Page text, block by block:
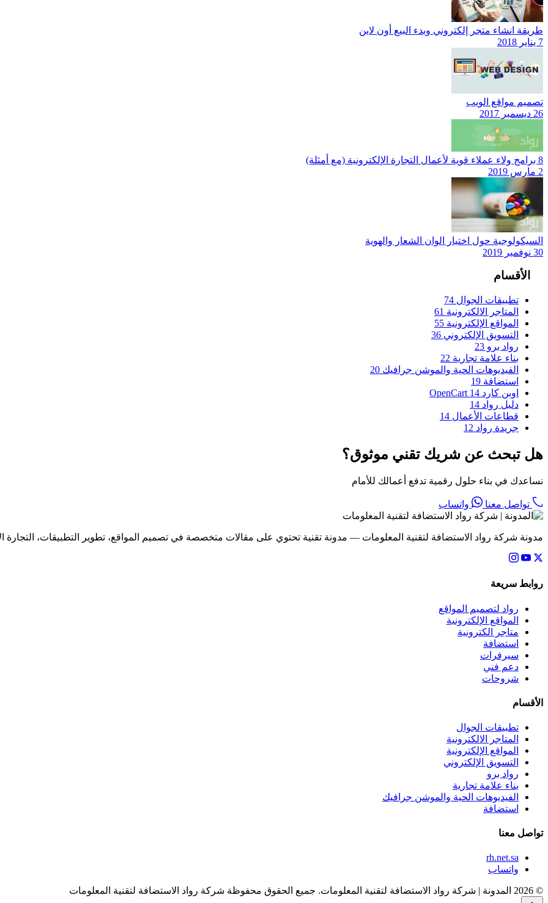
طريقة انشاء متجر إلكتروني وبدء البيع أون لاين
7 يناير 2018
تصميم مواقع الويب
26 ديسمبر 2017
8 برامج ولاء عملاء قوية لأعمال التجارة الإلكترونية (مع أمثلة)
2 مارس 2019
السيكولوجية حول اختيار الوان الشعار والهوية
30 نوفمبر 2019
الأقسام
تطبيقات الجوال 74
المتاجر الالكترونية 61
المواقع الإلكترونية 55
التسويق الإلكتروني 36
رواد برو 23
بناء علامة تجارية 22
الفيديوهات الحية والموشن جرافيك 20
استضافة 19
اوبن كارد OpenCart 14
دليل رواد 14
قطاعات الأعمال 14
جريدة رواد 12
هل تبحث عن شريك تقني موثوق؟
نساعدك في بناء حلول رقمية تدفع أعمالك للأمام
تواصل معنا واتساب
مدونة شركة رواد الاستضافة لتقنية المعلومات — مدونة تقنية تحتوي على مقالات متخصصة في تصميم المواقع، تطوير التطبيقات، التجارة
روابط سريعة
رواد لتصميم المواقع
المواقع الإلكترونية
متاجر الكترونية
استضافة
سيرفرات
دعم فني
شروحات
الأقسام
تطبيقات الجوال
المتاجر الالكترونية
المواقع الإلكترونية
التسويق الإلكتروني
رواد برو
بناء علامة تجارية
الفيديوهات الحية والموشن جرافيك
استضافة
تواصل معنا
rh.net.sa
واتساب
© 2026 المدونة | شركة رواد الاستضافة لتقنية المعلومات. جميع الحقوق محفوظة شركة رواد الاستضافة لتقنية المعلومات